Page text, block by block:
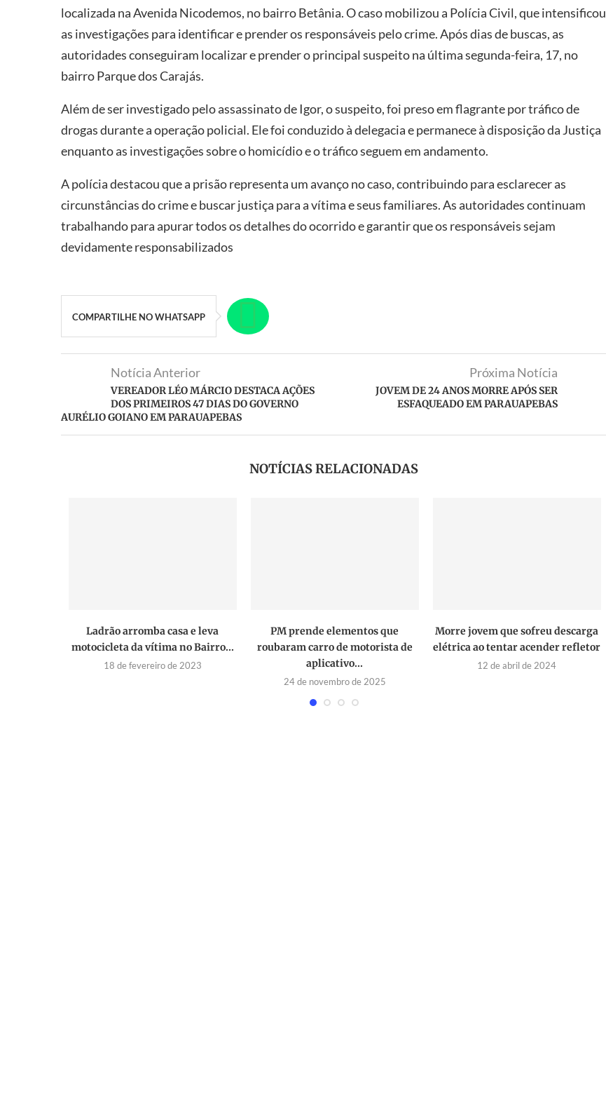
localizada na Avenida Nicodemos, no bairro Betânia. O caso mobilizou a Polícia Civil, que intensificou
as investigações para identificar e prender os responsáveis pelo crime. Após dias de buscas, as
autoridades conseguiram localizar e prender o principal suspeito na última segunda-feira, 17, no
bairro Parque dos Carajás.
Além de ser investigado pelo assassinato de Igor, o suspeito, foi preso em flagrante por tráfico de
drogas durante a operação policial. Ele foi conduzido à delegacia e permanece à disposição da Justiça
enquanto as investigações sobre o homicídio e o tráfico seguem em andamento.
A polícia destacou que a prisão representa um avanço no caso, contribuindo para esclarecer as
circunstâncias do crime e buscar justiça para a vítima e seus familiares. As autoridades continuam
trabalhando para apurar todos os detalhes do ocorrido e garantir que os responsáveis sejam
devidamente responsabilizados
COMPARTILHE NO WHATSAPP
Notícia Anterior
VEREADOR LÉO MÁRCIO DESTACA AÇÕES
DOS PRIMEIROS 47 DIAS DO GOVERNO
AURÉLIO GOIANO EM PARAUAPEBAS
Próxima Notícia
JOVEM DE 24 ANOS MORRE APÓS SER
ESFAQUEADO EM PARAUAPEBAS
NOTÍCIAS RELACIONADAS
Ladrão arromba casa e leva
motocicleta da vítima no Bairro...
18 de fevereiro de 2023
PM prende elementos que
roubaram carro de motorista de
aplicativo...
24 de novembro de 2025
Morre jovem que sofreu descarga
elétrica ao tentar acender refletor
12 de abril de 2024